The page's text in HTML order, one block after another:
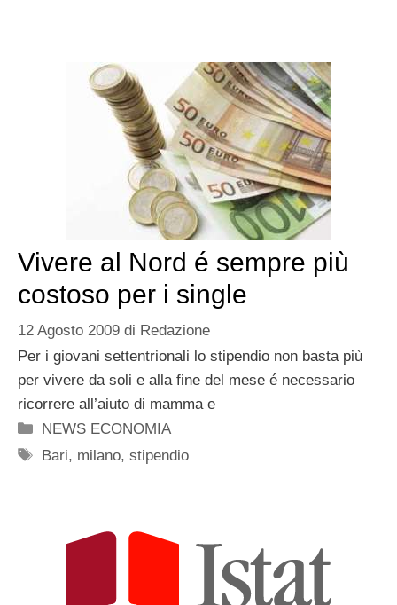
Vivere al Nord é sempre più
costoso per i single
12 Agosto 2009 di Redazione
Per i giovani settentrionali lo stipendio non basta più
per vivere da soli e alla fine del mese é necessario
ricorrere all’aiuto di mamma e
Categorie
NEWS ECONOMIA
Tag
Bari, milano,stipendio